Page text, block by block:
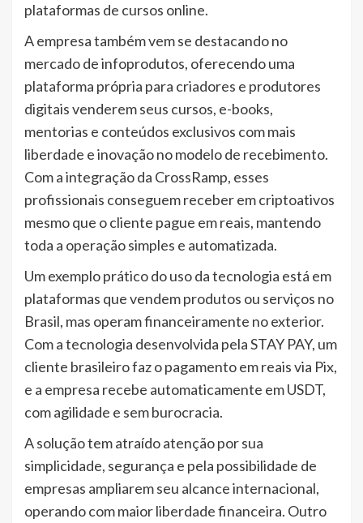
plataformas de cursos online.
A empresa também vem se destacando no
mercado de infoprodutos, oferecendo uma
plataforma própria para criadores e produtores
digitais venderem seus cursos, e-books,
mentorias e conteúdos exclusivos com mais
liberdade e inovação no modelo de recebimento.
Com a integração da CrossRamp, esses
profissionais conseguem receber em criptoativos
mesmo que o cliente pague em reais, mantendo
toda a operação simples e automatizada.
Um exemplo prático do uso da tecnologia está em
plataformas que vendem produtos ou serviços no
Brasil, mas operam financeiramente no exterior.
Com a tecnologia desenvolvida pela STAY PAY, um
cliente brasileiro faz o pagamento em reais via Pix,
e a empresa recebe automaticamente em USDT,
com agilidade e sem burocracia.
A solução tem atraído atenção por sua
simplicidade, segurança e pela possibilidade de
empresas ampliarem seu alcance internacional,
operando com maior liberdade financeira. Outro